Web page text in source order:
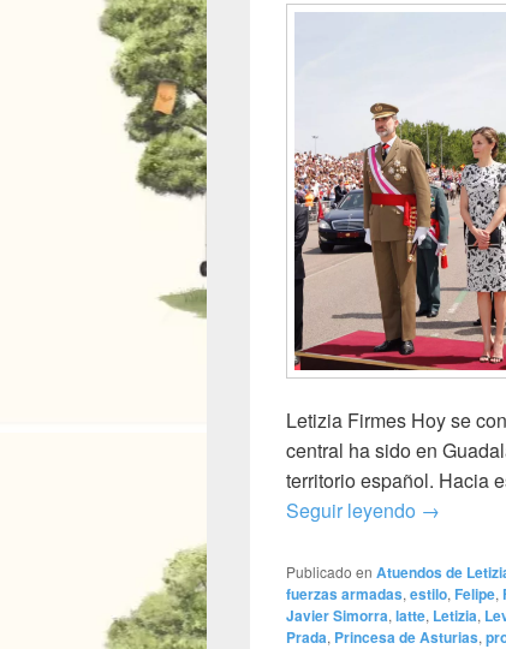
Letizia Firmes Hoy se
central ha sido en
territorio español. Hacia
Seguir leyendo A 36
→
Publicado en Atuendos de
fuerzas armadas, estilo, Felipe,
Javier Simorra, latte, Letizia,
Prada, Princesa de Asturias,